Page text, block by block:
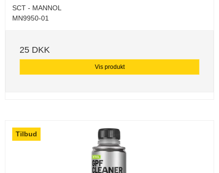
SCT - MANNOL
MN9950-01
25 DKK
Vis produkt
Tilbud